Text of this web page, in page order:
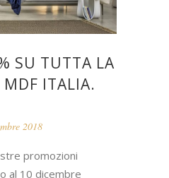
SU TUTTA LA
MDF ITALIA.
2018
promozioni
al 10 dicembre